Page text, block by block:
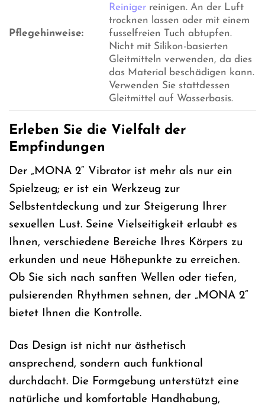
Pflegehinweise:
Reinigerreinigen. An der Luft
trocknen lassen oder mit einem
fusselfreien Tuch abtupfen.
Nicht mit Silikon-basierten
Gleitmitteln verwenden, da dies
das Material beschädigen kann.
Verwenden Sie stattdessen
Gleitmittel auf Wasserbasis.
Erleben Sie die Vielfalt der
Empfindungen
Der „MONA 2“ Vibrator ist mehr als nur ein
Spielzeug; er ist ein Werkzeug zur
Selbstentdeckung und zur Steigerung Ihrer
sexuellen Lust. Seine Vielseitigkeit erlaubt es
Ihnen, verschiedene Bereiche Ihres Körpers zu
erkunden und neue Höhepunkte zu erreichen.
Ob Sie sich nach sanften Wellen oder tiefen,
pulsierenden Rhythmen sehnen, der „MONA 2“
bietet Ihnen die Kontrolle.
Das Design ist nicht nur ästhetisch
ansprechend, sondern auch funktional
durchdacht. Die Formgebung unterstützt eine
natürliche und komfortable Handhabung,